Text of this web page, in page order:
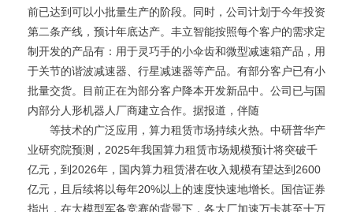
前已达到可以小批量生产的阶段。同时，公司计划于今年投资
第二条产线，预计年底达产。丰立智能按照每个客户的需求定
制开发的产品有：用于灵巧手的小伞齿和微型减速箱产品，用
于关节的谐波减速器、行星减速器等产品。有部分客户已有小
批量交货。目前正在为部分客户降本开发新品中。公司已与国
内部分人形机器人厂商建立合作。据报道，伴随
等技术的广泛应用，算力租赁市场持续火热。中研普华产
业研究院预测，2025年我国算力租赁市场规模预计将突破千
亿元，到2026年，国内算力租赁潜在收入规模有望达到2600
亿元，且后续将以每年20%以上的速度快速地增长。国信证券
指出，在大模型军备竞赛的背景下，各大厂加速万卡甚至十万